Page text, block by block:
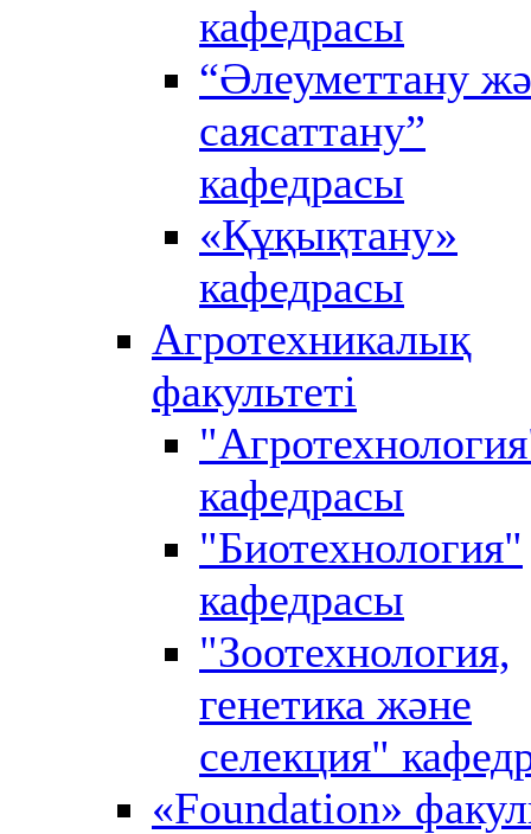
кафедрасы
“Әлеуметтану
саясаттану”
кафедрасы
«Құқықтану»
кафедрасы
Агротехникалық
факультеті
кафедрасы
"Биотехнология"
кафедрасы
"Зоотехнология,
генетика және
селекция"
«Foundation»